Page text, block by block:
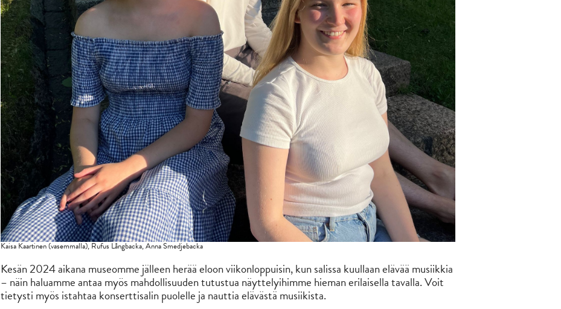
Kaisa Kaartinen (vasemmalla), Rufus Långbacka, Anna Smedjebacka
Kesän 2024 aikana museomme jälleen herää eloon viikonloppuisin, kun salissa kuullaan elävää musiikkia
– näin haluamme antaa myös mahdollisuuden tutustua näyttelyihimme hieman erilaisella tavalla. Voit
tietysti myös istahtaa konserttisalin puolelle ja nauttia elävästä musiikista.